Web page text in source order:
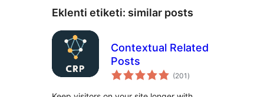
Eklenti etiketi: similar posts
Contextual Related
Posts
(201 toplam
puan
)